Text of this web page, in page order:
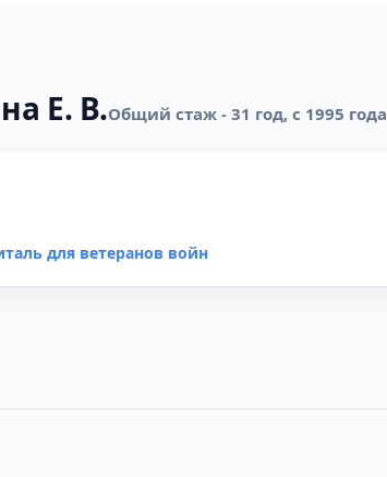
Е. В.Общий стаж - 31 год, с 1995 года
для ветеранов войн